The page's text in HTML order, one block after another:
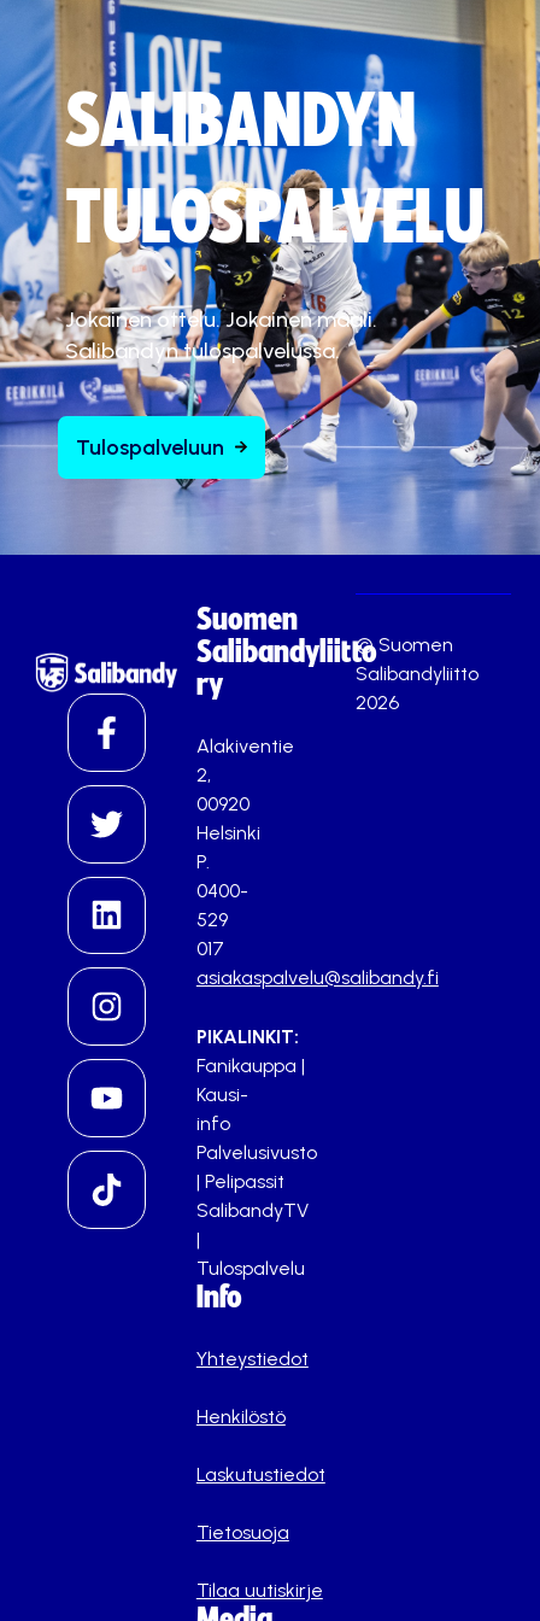
SALIBANDYN
TULOSPALVELU
Jokainen ottelu. Jokainen maali.
Salibandyn tulospalvelussa.
Tulospalveluun
Suomen
Salibandyliitto
ry
Alakiventie
2,
00920
Helsinki
P.
0400-
529
017
asiakaspalvelu@salibandy.fi
PIKALINKIT:
Fanikauppa |
Kausi-
info
Palvelusivusto
| Pelipassit
SalibandyTV
|
Tulospalvelu
Info
Yhteystiedot
Henkilöstö
Laskutustiedot
Tietosuoja
Tilaa uutiskirje
© Suomen
Salibandyliitto
2026